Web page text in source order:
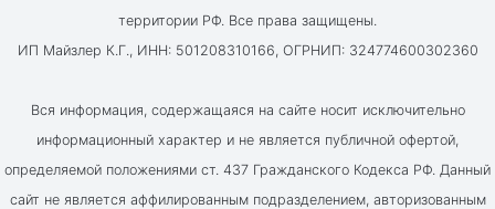
территории РФ. Все права защищены.
ИП Майзлер К.Г., ИНН: 501208310166, ОГРНИП: 324774600302360
Вся информация, содержащаяся на сайте носит исключительно
информационный характер и не является публичной офертой,
определяемой положениями ст. 437 Гражданского Кодекса РФ. Данный
сайт не является аффилированным подразделением, авторизованным